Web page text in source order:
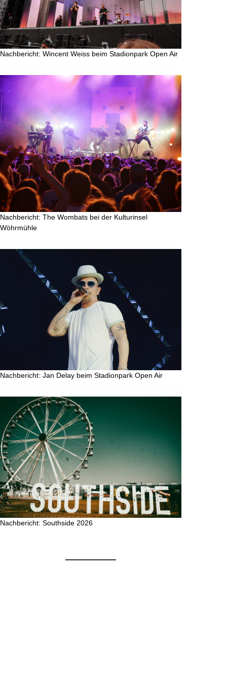
Nachbericht: Wincent Weiss beim Stadionpark Open Air
Nachbericht: The Wombats bei der Kulturinsel
Wöhrmühle
Nachbericht: Jan Delay beim Stadionpark Open Air
Nachbericht: Southside 2026